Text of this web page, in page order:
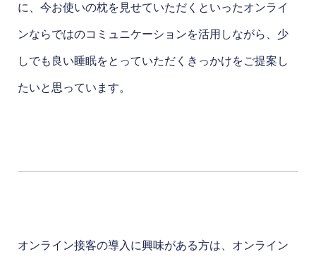
に、今お使いの枕を見せていただくといったオンライ
ンならではのコミュニケーションを活用しながら、少
しでも良い睡眠をとっていただくきっかけをご提案し
たいと思っています。
オンライン接客の導入に興味がある方は、オンライン